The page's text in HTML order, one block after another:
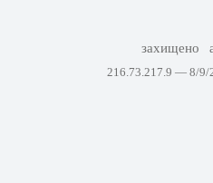
захищено
216.73.217.9 — 8/9/